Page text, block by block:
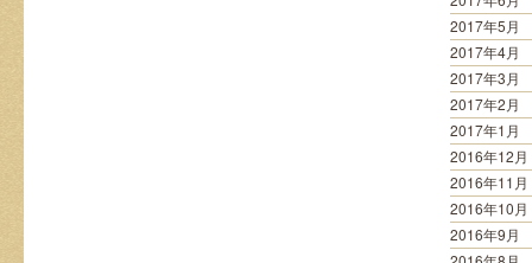
2017年5月
2017年4月
2017年3月
2017年2月
2017年1月
2016年12月
2016年11月
2016年10月
2016年9月